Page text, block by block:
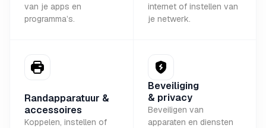
van je apps en
programma’s.
internet of instellen van
je netwerk.
Randapparatuur &
accessoires
Koppelen, instellen of
Beveiliging
& privacy
Beveiligen van
apparaten en diensten